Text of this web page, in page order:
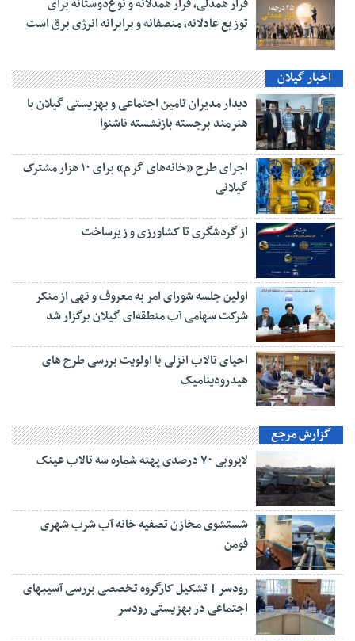
توزیع عادلانه، منصفانه و برابرانه انرژی برق است
اخبار گیلان
دیدار مدیران تامین اجتماعی و بهزیستی گیلان با
هنرمند برجسته بازنشسته ناشنوا
اجرای طرح «خانه‌های گرم» برای ۱۰ هزار مشترک
گیلانی
از گردشگری تا کشاورزی و زیرساخت
اولین جلسه شورای امر به معروف و نهی از منکر
شرکت سهامی آب منطقه‌ای گیلان برگزار شد
احیای تالاب انزلی با اولویت بررسی طرح های
هیدرودینامیک
گزارش مرجع
لایروبی ۷۰ درصدی پهنه شماره سه تالاب عینک
شستشوی مخازن تصفیه خانه آب شرب شهری
فومن
رودسر | تشکیل کارگروه تخصصی بررسی آسیبهای
اجتماعی در بهزیستی رودسر